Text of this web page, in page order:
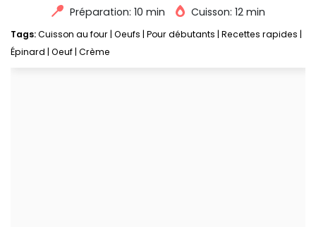
Préparation: 10 min
Cuisson: 12 min
Tags:Cuisson au four Oeufs Pour débutants Recettes rapides
Épinard Oeuf Crème